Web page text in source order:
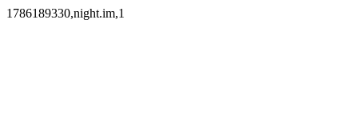
1786189330,night.im,1